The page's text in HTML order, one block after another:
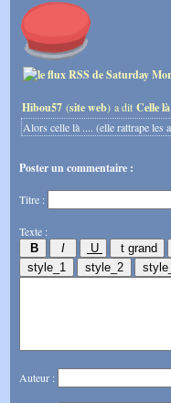
Hibou57 (site web) a dit Celle là
Alors celle là .... (elle rattrape les
Poster un commentaire :
Titre :
Texte :
Auteur :